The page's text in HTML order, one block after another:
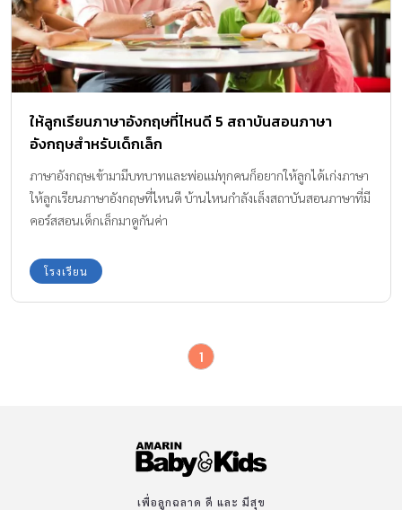
ให้ลูกเรียนภาษาอังกฤษที่ไหนดี 5 สถาบันสอนภาษา
อังกฤษสำหรับเด็กเล็ก
ภาษาอังกฤษเข้ามามีบทบาทและพ่อแม่ทุกคนก็อยากให้ลูกได้เก่งภาษา
ให้ลูกเรียนภาษาอังกฤษที่ไหนดี บ้านไหนกำลังเล็งสถาบันสอนภาษาที่มี
คอร์สสอนเด็กเล็กมาดูกันค่า
โรงเรียน
1
เพื่อลูกฉลาด ดี และ มีสุข